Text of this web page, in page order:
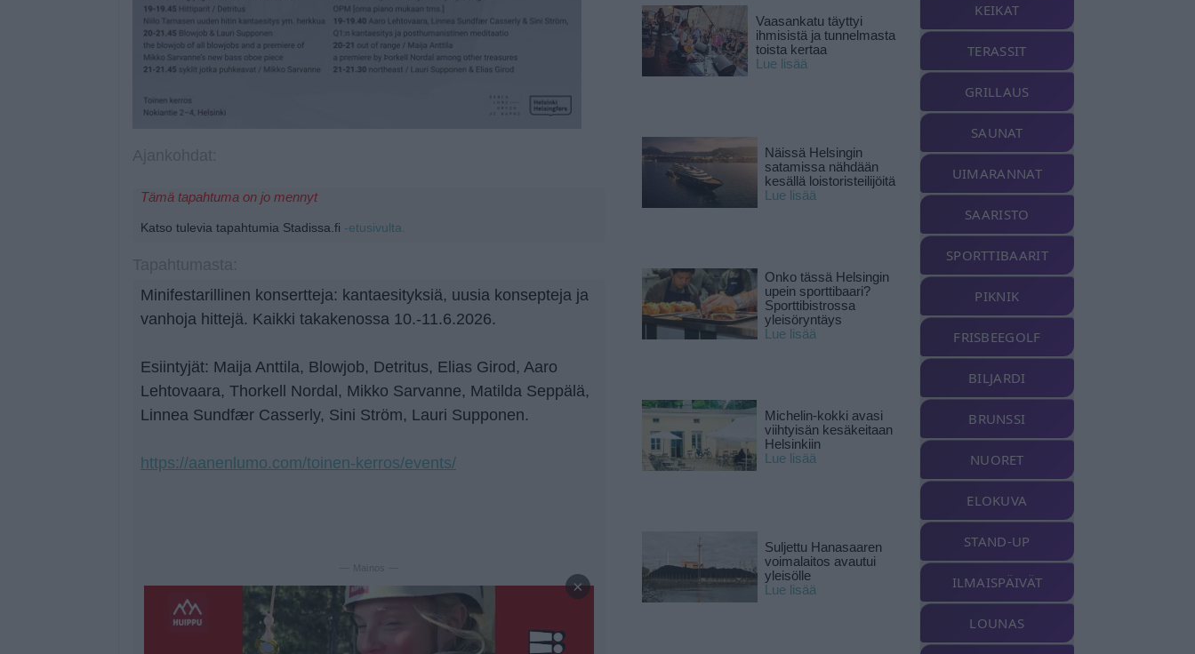
Tämä tapahtuma on jo mennyt
Katso tulevia tapahtumia Stadissa.fi -etusivulta.
Minifestarillinen konsertteja: kantaesityksiä, uusia konsepteja ja
vanhoja hittejä. Kaikki takakenossa 10.-11.6.2026.
Esiintyjät: Maija Anttila, Blowjob, Detritus, Elias Girod, Aaro
Lehtovaara, Thorkell Nordal, Mikko Sarvanne, Matilda Seppälä,
Linnea Sundfær Casserly, Sini Ström, Lauri Supponen.
https://aanenlumo.com/toinen-kerros/events/
— Mainos —
×
Vaasankatu täyttyi
ihmisistä ja tunnelmasta
toista kertaa
Lue lisää
Näissä Helsingin
satamissa nähdään
kesällä loistoristeilijöitä
Lue lisää
Onko tässä Helsingin
upein sporttibaari?
Sporttibistrossa
yleisöryntäys
Lue lisää
Michelin-kokki avasi
viihtyisän kesäkeitaan
Helsinkiin
Lue lisää
Suljettu Hanasaaren
voimalaitos avautui
yleisölle
Lue lisää
KEIKAT
TERASSIT
GRILLAUS
SAUNAT
UIMARANNAT
SAARISTO
SPORTTIBAARIT
PIKNIK
FRISBEEGOLF
BILJARDI
BRUNSSI
NUORET
ELOKUVA
STAND-UP
ILMAISPÄIVÄT
LOUNAS